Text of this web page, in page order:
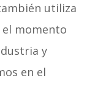
utiliza
el momento
y
en el